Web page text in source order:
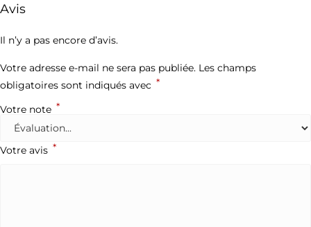
Avis
Il n’y a pas encore d’avis.
Votre adresse e-mail ne sera pas publiée. Les champs
obligatoires sont indiqués avec *
Votre note *
Votre avis *